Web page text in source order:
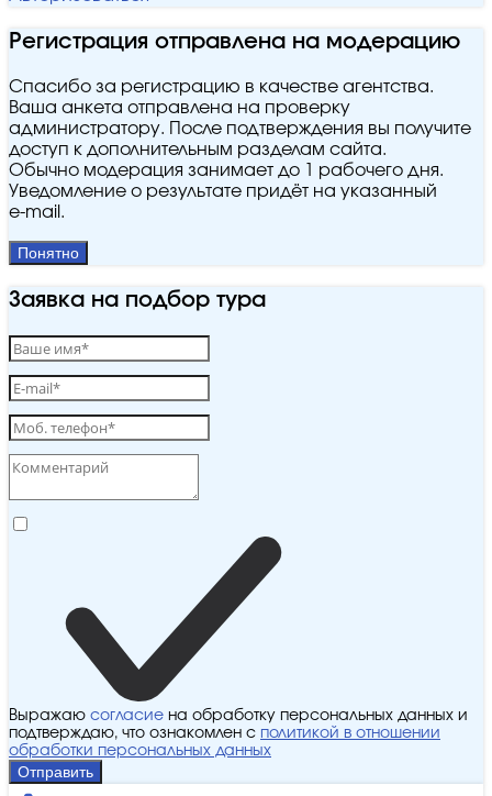
Регистрация отправлена на модерацию
Спасибо за регистрацию в качестве агентства.
Ваша анкета отправлена на проверку
администратору. После подтверждения вы получите
доступ к дополнительным разделам сайта.
Обычно модерация занимает до 1 рабочего дня.
Уведомление о результате придёт на указанный
e‑mail.
Понятно
Заявка на подбор тура
Выражаю согласие на обработку персональных данных и
подтверждаю, что ознакомлен с политикой в отношении
обработки персональных данных
Отправить